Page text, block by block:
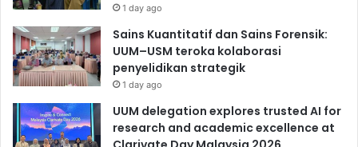
1 day ago
Sains Kuantitatif dan Sains Forensik:
UUM–USM teroka kolaborasi
penyelidikan strategik
1 day ago
UUM delegation explores trusted AI for
research and academic excellence at